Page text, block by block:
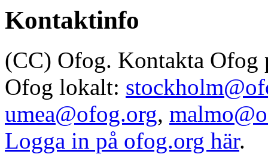
Kontaktinfo
(CC) Ofog. Kontakta Ofog
Ofog lokalt:
umea@ofog.org,
Logga in på ofog.org här.